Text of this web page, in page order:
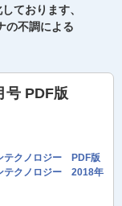
ております、
の不調による
号 PDF版
テクノロジー PDF版
テクノロジー 2018年